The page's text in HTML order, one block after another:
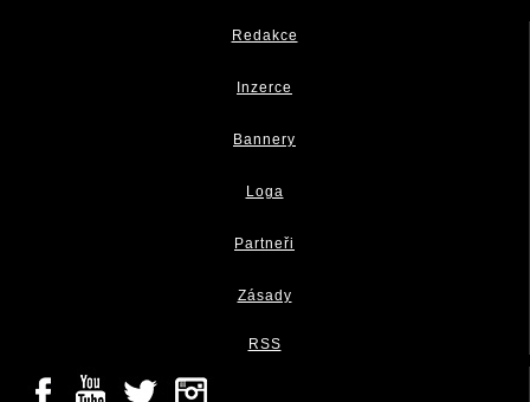
Redakce
Inzerce
Bannery
Loga
Partneři
Zásady
RSS